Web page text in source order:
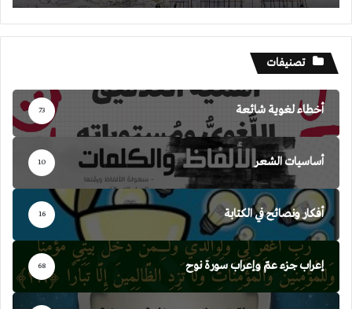
تصنيفات
أخطاء لغوية شائعة 73
أساسيات الشعر 10
أفكار ونصائح في الكتابة 16
إعراب جزء عمّ وإعراب سورة نوح 68